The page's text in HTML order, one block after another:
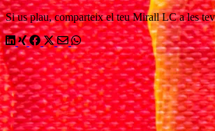
Si us plau, comparteix el teu Mirall LC a les